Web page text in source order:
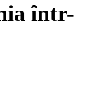
într-